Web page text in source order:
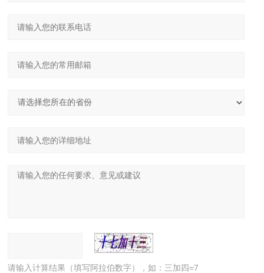
请输入计算结果（填写阿拉伯数字），如：三加四=7